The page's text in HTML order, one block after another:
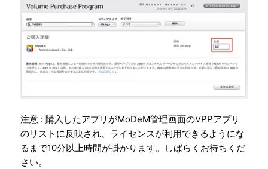
注意 : 購入したアプリがMoDeM管理画面のVPPアプリ
のリストに反映され、ライセンスが利用できるようにな
るまで10分以上時間が掛かります。しばらくお待ちくだ
さい。